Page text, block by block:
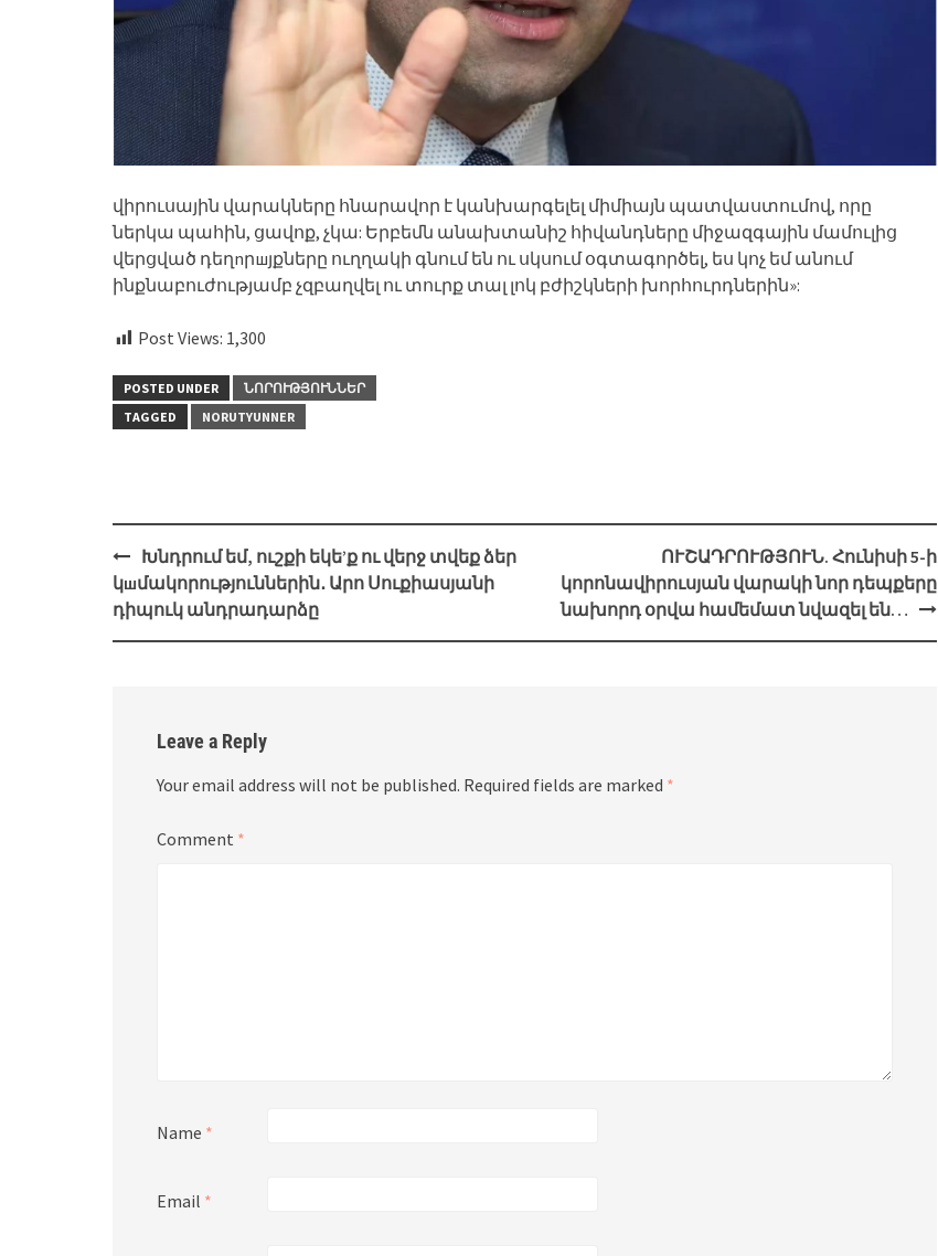
վիրուսային վարակները հնարավոր է կանխարգելել միմիայն պատվաստումով, որը
ներկա պահին, ցավոք, չկա: Երբեմն անախտանիշ հիվանդները միջազգային մամուլից
վերցված դեղnրшյքները ուղղակի գնում են ու սկսում օգտագործել, ես կոչ եմ անում
ինքնաբուժությամբ չզբաղվել ու տուրք տալ լոկ բժիշկների խորհուրդներին»:
Post Views: 1,300
POSTED UNDER
ՆՈՐՈՒԹՅՈՒՆՆԵՐ
TAGGED
NORUTYUNNER
Post
navigation
Խնդրում եմ, ուշքի եկե’ք ու վերջ տվեք ձեր
կшմակորություններին․ Արո Սուքիասյանի
դիպուկ անդրադարձը
ՈՒՇԱԴՐՈՒԹՅՈՒՆ. Հունիսի 5-ի
կորոնավիրուսյան վարակի նոր դեպքերը
նախորդ օրվա համեմատ նվազել են…
Leave a Reply
Your email address will not be published. Required fields are marked *
Comment *
Name *
Email *